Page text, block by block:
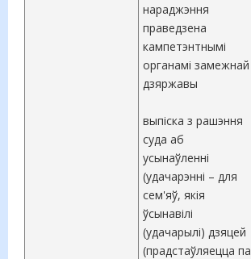
нараджэння
праведзена
кампетэнтнымі
органамі замежнай
дзяржавы
выпіска з рашэння
суда аб
усынаўленні
(удачарэнні – для
сем'яў, якія
ўсынавілі
(удачарылі) дзяцей
(прадстаўляецца па